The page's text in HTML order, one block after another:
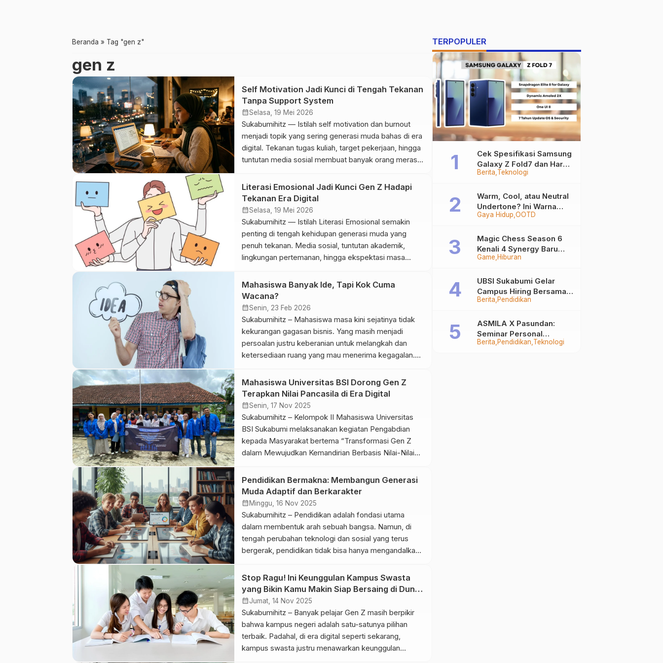
Beranda » Tag "gen z"
gen z
Self Motivation Jadi Kunci di Tengah Tekanan
Tanpa Support System
calendar_monthSelasa, 19 Mei 2026
Sukabumihitz — Istilah self motivation dan burnout
menjadi topik yang sering generasi muda bahas di era
digital. Tekanan tugas kuliah, target pekerjaan, hingga
tuntutan media sosial membuat banyak orang merasa
ketika seseorang harus menghadapi semuanya tanpa
support system yang kuat. Di tengah kondisi itu,
kemampuan menjaga motivasi diri […]
Literasi Emosional Jadi Kunci Gen Z Hadapi
Tekanan Era Digital
calendar_monthSelasa, 19 Mei 2026
Sukabumihitz — Istilah Literasi Emosional semakin
penting di tengah kehidupan generasi muda yang
penuh tekanan. Media sosial, tuntutan akademik,
lingkungan pertemanan, hingga ekspektasi masa
Sayangnya, masih banyak anak muda yang kesulitan
memahami dan mengelola emosinya sendiri sehingga
stres, overthinking, hingga burnout semakin sering
terjadi. Di era digital saat […]
Mahasiswa Banyak Ide, Tapi Kok Cuma
Wacana?
calendar_monthSenin, 23 Feb 2026
Sukabumihitz – Mahasiswa masa kini sejatinya tidak
kekurangan gagasan bisnis. Yang masih menjadi
persoalan justru keberanian untuk melangkah dan
ketersediaan ruang yang mau menerima kegagalan.
“Idenya sudah ada, Pak… tapi bingung mulainya dari
mana.” Ada pula yang lebih lugas mengakui, “Takut
salah.” Persoalan ini bukan soal kemalasan. […]
Mahasiswa Universitas BSI Dorong Gen Z
Terapkan Nilai Pancasila di Era Digital
calendar_monthSenin, 17 Nov 2025
Sukabumihitz – Kelompok II Mahasiswa Universitas
BSI Sukabumi melaksanakan kegiatan Pengabdian
kepada Masyarakat bertema “Transformasi Gen Z
dalam Mewujudkan Kemandirian Berbasis Nilai-Nilai
RW 8, Kelurahan Cibereum Hilir, Kota Sukabumi.
Program ini menjadi bagian dari mata kuliah Pancasila
berbasis Project-Based Learning yang dibimbing
Resti Yulistria. Feddy Febriansyah (Edo) sebagai
ketua, […]
Pendidikan Bermakna: Membangun Generasi
Muda Adaptif dan Berkarakter
calendar_month Minggu, 16 Nov 2025
Sukabumihitz – Pendidikan adalah fondasi utama
dalam membentuk arah sebuah bangsa. Namun, di
tengah perubahan teknologi dan sosial yang terus
bergerak, pendidikan tidak bisa hanya mengandalkan
untuk berpikir kritis, cepat beradaptasi, dan memiliki
karakter yang kuat. Karena itu, pendidikan harus
kembali pada esensi utamanya: membantu manusia
berkembang secara utuh. […]
Stop Ragu! Ini Keunggulan Kampus Swasta
yang Bikin Kamu Makin Siap Bersaing di Dunia
Kerja
calendar_monthJumat, 14 Nov 2025
Sukabumihitz – Banyak pelajar Gen Z masih berpikir
bahwa kampus negeri adalah satu-satunya pilihan
terbaik. Padahal, di era digital seperti sekarang,
kampus swasta justru menawarkan keunggulan
TERPOPULER
Berita Teknologi
Cek Spesifikasi Samsung
Galaxy Z Fold7 dan Harga
Resminya
Gaya Hidup OOTD
Warm, Cool, atau Neutral
Undertone? Ini Warna
Baju yang Bikin Kamu
Game Hiburan
Magic Chess Season 6
Kenali 4 Synergy Baru
Terkuat
Berita Pendidikan
UBSI Sukabumi Gelar
Campus Hiring Bersama
PKSS, Buka Peluang Kerja
Berita Pendidikan Teknologi
ASMILA X Pasundan:
Seminar Personal
Branding dan Kreativitas